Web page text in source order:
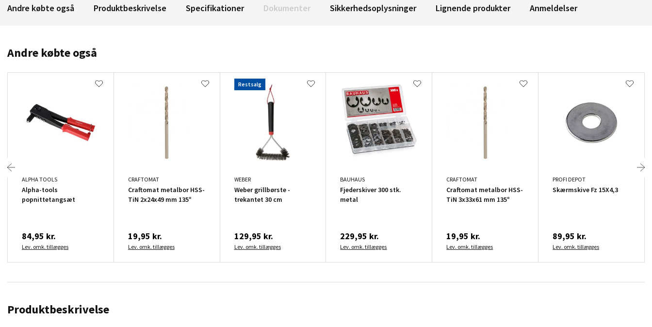
Andre købte også Produktbeskrivelse Specifikationer Dokumenter Sikkerhedsoplysninger Lignende produkter Anmeldelser
Andre købte også
ALPHA TOOLS
Alpha-tools
popnittetangsæt
84,95 kr.
Lev. omk. tillægges
CRAFTOMAT
Craftomat metalbor HSS-
TiN 2x24x49 mm 135°
19,95 kr.
Lev. omk. tillægges
Restsalg
WEBER
Weber grillbørste -
trekantet 30 cm
129,95 kr.
Lev. omk. tillægges
BAUHAUS
Fjederskiver 300 stk.
metal
229,95 kr.
Lev. omk. tillægges
CRAFTOMAT
Craftomat metalbor HSS-
TiN 3x33x61 mm 135°
19,95 kr.
Lev. omk. tillægges
PROFI DEPOT
Skærmskive Fz 15X4,3
89,95 kr.
Lev. omk. tillægges
Produktbeskrivelse